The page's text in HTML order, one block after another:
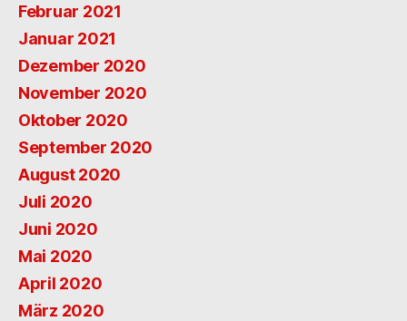
Februar 2021
Januar 2021
Dezember 2020
November 2020
Oktober 2020
September 2020
August 2020
Juli 2020
Juni 2020
Mai 2020
April 2020
März 2020